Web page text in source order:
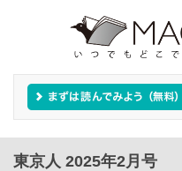
東京人 2025年2月号